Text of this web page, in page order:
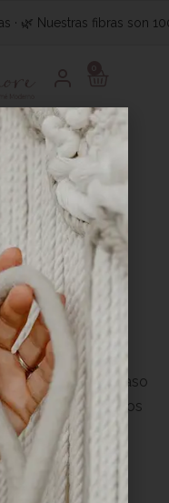
Nuestras fibras son
y tutoriales
macramé
frustraciones.
técnicas paso
y recursos
bolsos o